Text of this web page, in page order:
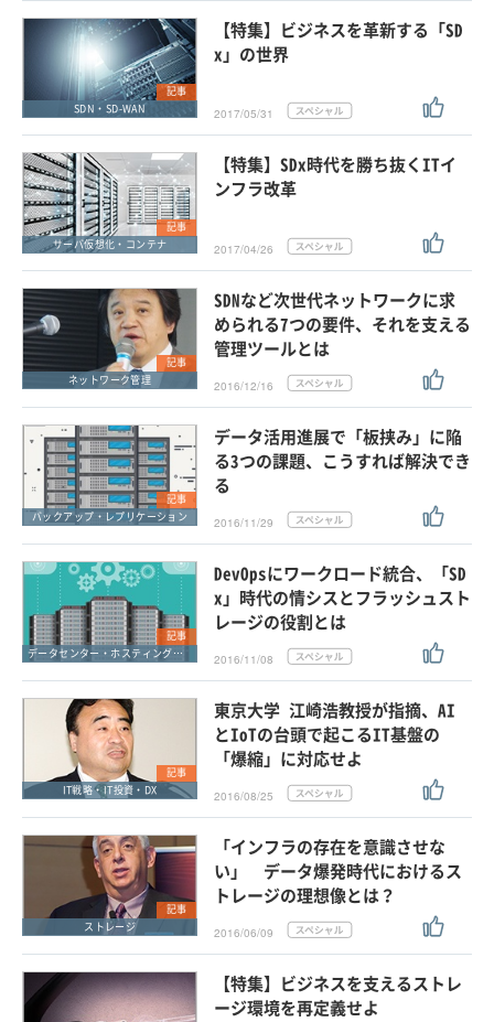
記事
SDN・SD-WAN
【特集】ビジネスを革新する「SD
x」の世界
2017/05/31
記事
サーバ仮想化・コンテナ
【特集】SDx時代を勝ち抜くITイ
ンフラ改革
2017/04/26
記事
ネットワーク管理
SDNなど次世代ネットワークに求
められる7つの要件、それを支える
管理ツールとは
2016/12/16
記事
バックアップ・レプリケーション
データ活用進展で「板挟み」に陥
る3つの課題、こうすれば解決でき
る
2016/11/29
記事
データセンター・ホスティングサービス
DevOpsにワークロード統合、「SD
x」時代の情シスとフラッシュスト
レージの役割とは
2016/11/08
記事
IT戦略・IT投資・DX
東京大学 江崎浩教授が指摘、AI
とIoTの台頭で起こるIT基盤の
「爆縮」に対応せよ
2016/08/25
記事
ストレージ
「インフラの存在を意識させな
い」 データ爆発時代におけるス
トレージの理想像とは？
2016/06/09
【特集】ビジネスを支えるストレ
ージ環境を再定義せよ